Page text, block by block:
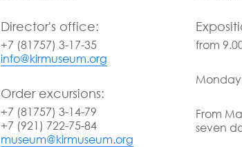
Director's office:
+7 (81757) 3-17-35
info@kirmuseum.org
Order excursions:
+7 (81757) 3-14-79
+7 (921) 722-75-84
museum@kirmuseum.org
from
From
seven